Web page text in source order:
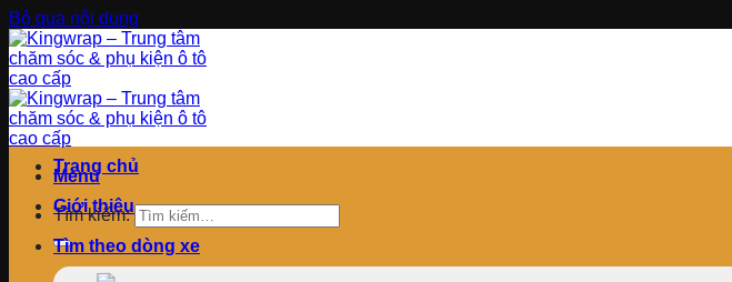
Bỏ qua nội dung
Menu
Tìm kiếm:
Trang chủ
Giới thiệu
Tìm theo dòng xe